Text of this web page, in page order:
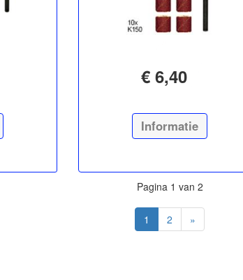
€ 6,40
Informatie
Pagina 1 van 2
1 2 »